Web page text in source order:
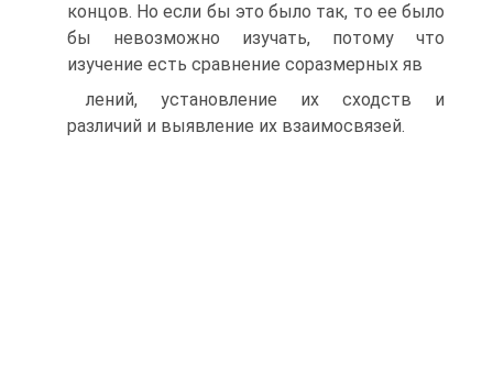
кон­цов. Но если бы это было так, то ее было
бы невозможно изучать, потому что
изучение есть сравнение соразмерных яв­
лений, установление их сходств и
различий и выявление их взаимосвязей.